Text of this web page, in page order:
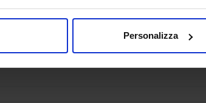
Personalizza
MATERIALI NON FERROSI E
Padiglione:Pad. 26Stand: